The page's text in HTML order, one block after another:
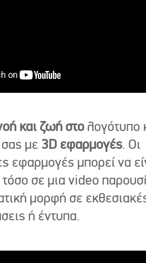
και ζωή στο λογότυπο
με 3D εφαρμογές. Οι
εφαρμογές μπορεί να
τόσο σε μια video
μορφή σε
ή έντυπα.